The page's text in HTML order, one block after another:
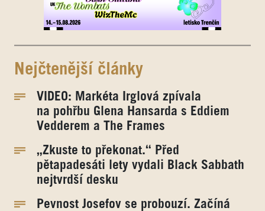
Nejčtenější články
VIDEO: Markéta Irglová zpívala
na pohřbu Glena Hansarda s Eddiem
Vedderem a The Frames
„Zkuste to překonat.“ Před
pětapadesáti lety vydali Black Sabbath
nejtvrdší desku
Pevnost Josefov se probouzí. Začíná